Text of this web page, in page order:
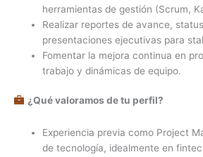
herramientas de gestión (Scrum,
Realizar reportes de avance,
presentaciones ejecutivas para
Fomentar la mejora continua en
trabajo y dinámicas de equipo.
¿Qué valoramos de tu perfil?
Experiencia previa como Project
de tecnología, idealmente en